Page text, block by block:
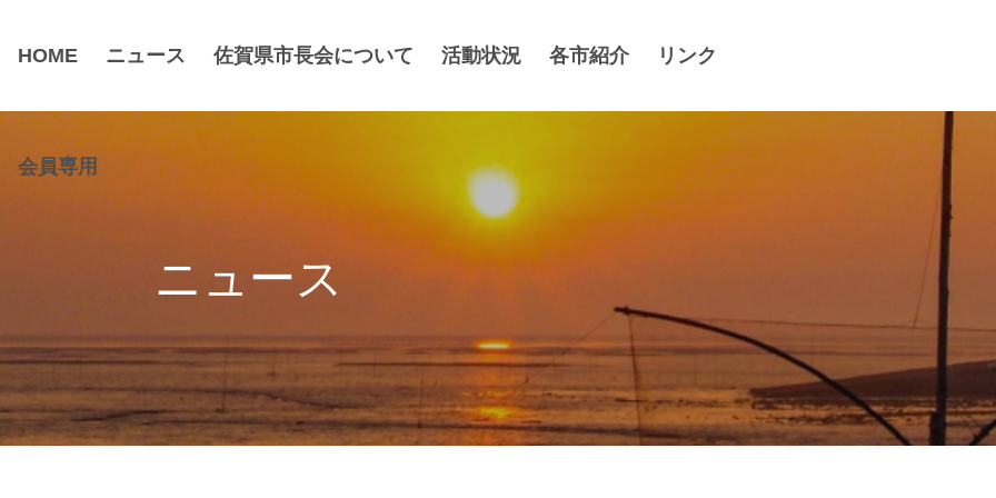
HOME ニュース 佐賀県市長会について 活動状況 各市紹介 リンク
会員専用
ニュース